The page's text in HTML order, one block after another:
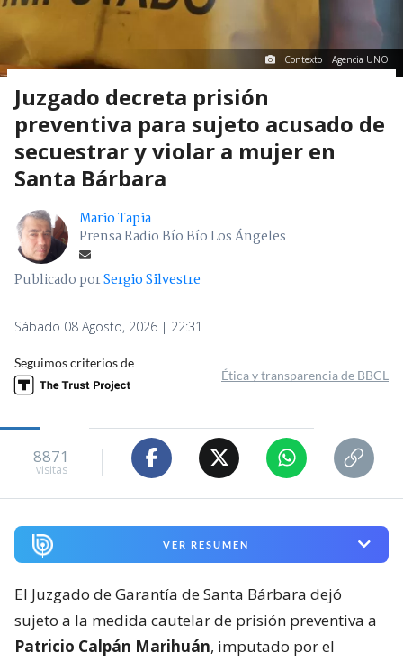
Contexto | Agencia UNO
Juzgado decreta prisión
preventiva para sujeto acusado de
secuestrar y violar a mujer en
Santa Bárbara
Mario Tapia
Prensa Radio Bío Bío Los Ángeles
Publicado porSergio Silvestre
Sábado 08 Agosto, 2026 | 22:31
Seguimos criterios de
Ética y transparencia de BBCL
8871
visitas
VER RESUMEN
El Juzgado de Garantía de Santa Bárbara dejó
sujeto a la medida cautelar de prisión preventiva a
Patricio Calpán Marihuán, imputado por el